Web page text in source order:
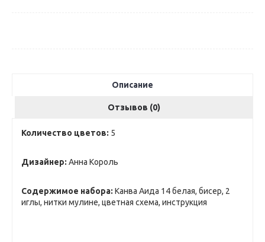
Описание
Отзывов (0)
Количество цветов: 5
Дизайнер: Анна Король
Содержимое набора: Канва Аида 14 белая, бисер, 2
иглы, нитки мулине, цветная схема, инструкция